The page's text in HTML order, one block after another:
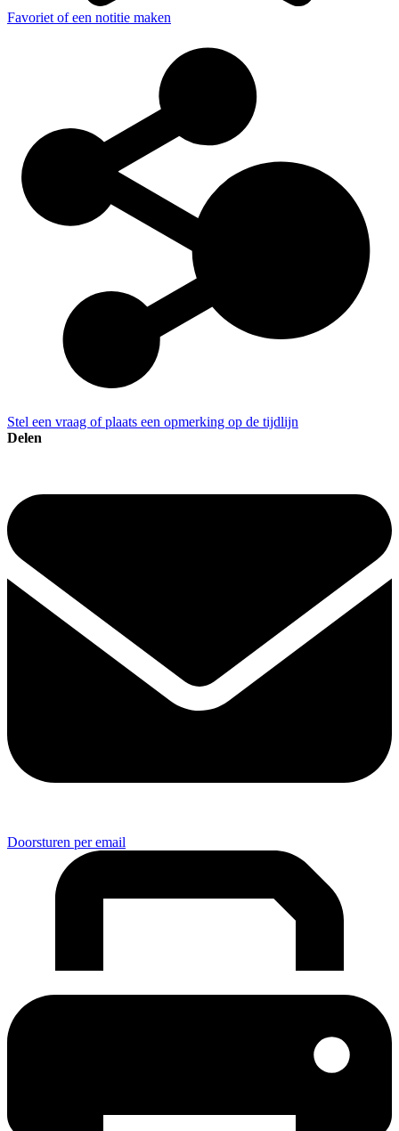
Favoriet of een notitie maken
Stel een vraag of plaats een opmerking op de tijdlijn
Delen
Doorsturen per email